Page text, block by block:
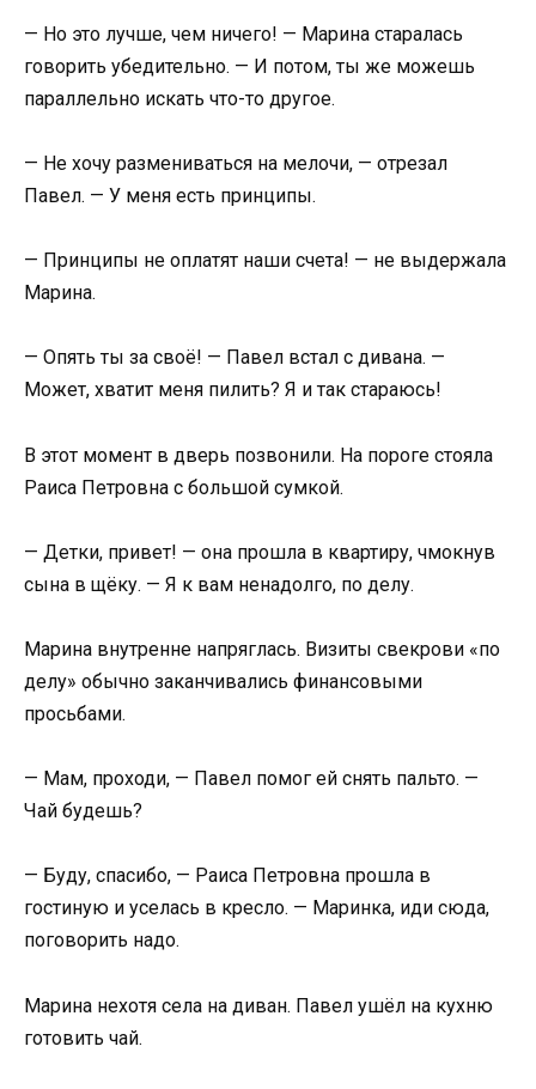
— Но это лучше, чем ничего! — Марина старалась
говорить убедительно. — И потом, ты же можешь
параллельно искать что-то другое.
— Не хочу размениваться на мелочи, — отрезал
Павел. — У меня есть принципы.
— Принципы не оплатят наши счета! — не выдержала
Марина.
— Опять ты за своё! — Павел встал с дивана. —
Может, хватит меня пилить? Я и так стараюсь!
В этот момент в дверь позвонили. На пороге стояла
Раиса Петровна с большой сумкой.
— Детки, привет! — она прошла в квартиру, чмокнув
сына в щёку. — Я к вам ненадолго, по делу.
Марина внутренне напряглась. Визиты свекрови «по
делу» обычно заканчивались финансовыми
просьбами.
— Мам, проходи, — Павел помог ей снять пальто. —
Чай будешь?
— Буду, спасибо, — Раиса Петровна прошла в
гостиную и уселась в кресло. — Маринка, иди сюда,
поговорить надо.
Марина нехотя села на диван. Павел ушёл на кухню
готовить чай.